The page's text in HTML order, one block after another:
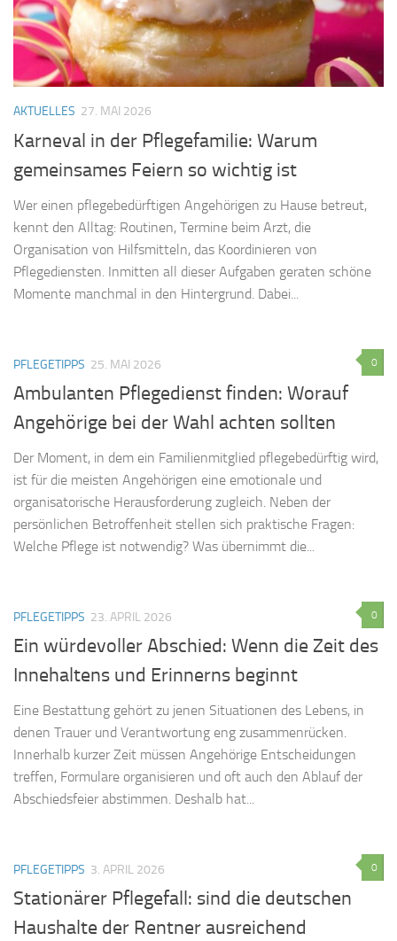
AKTUELLES 27. MAI 2026
Karneval in der Pflegefamilie: Warum
gemeinsames Feiern so wichtig ist
Wer einen pflegebedürftigen Angehörigen zu Hause betreut,
kennt den Alltag: Routinen, Termine beim Arzt, die
Organisation von Hilfsmitteln, das Koordinieren von
Pflegediensten. Inmitten all dieser Aufgaben geraten schöne
Momente manchmal in den Hintergrund. Dabei...
0
PFLEGETIPPS 25. MAI 2026
Ambulanten Pflegedienst finden: Worauf
Angehörige bei der Wahl achten sollten
Der Moment, in dem ein Familienmitglied pflegebedürftig wird,
ist für die meisten Angehörigen eine emotionale und
organisatorische Herausforderung zugleich. Neben der
persönlichen Betroffenheit stellen sich praktische Fragen:
Welche Pflege ist notwendig? Was übernimmt die...
0
PFLEGETIPPS 23. APRIL 2026
Ein würdevoller Abschied: Wenn die Zeit des
Innehaltens und Erinnerns beginnt
Eine Bestattung gehört zu jenen Situationen des Lebens, in
denen Trauer und Verantwortung eng zusammenrücken.
Innerhalb kurzer Zeit müssen Angehörige Entscheidungen
treffen, Formulare organisieren und oft auch den Ablauf der
Abschiedsfeier abstimmen. Deshalb hat...
0
PFLEGETIPPS 3. APRIL 2026
Stationärer Pflegefall: sind die deutschen
Haushalte der Rentner ausreichend